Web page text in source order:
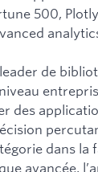
500,
de
des
dans
avancée,